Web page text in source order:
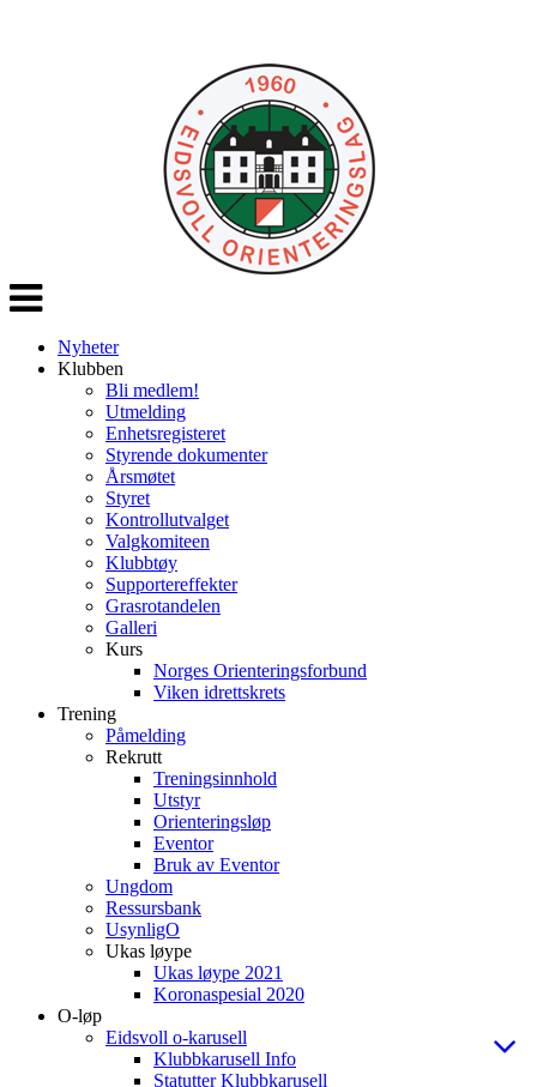
Veksle
navigasjon
Nyheter
Klubben
Bli medlem!
Utmelding
Enhetsregisteret
Styrende dokumenter
Årsmøtet
Styret
Kontrollutvalget
Valgkomiteen
Klubbtøy
Supportereffekter
Grasrotandelen
Galleri
Kurs
Norges Orienteringsforbund
Viken idrettskrets
Trening
Påmelding
Rekrutt
Treningsinnhold
Utstyr
Orienteringsløp
Eventor
Bruk av Eventor
Ungdom
Ressursbank
UsynligO
Ukas løype
Ukas løype 2021
Koronaspesial 2020
O-løp
Eidsvoll o-karusell
Klubbkarusell Info
Statutter Klubbkarusell